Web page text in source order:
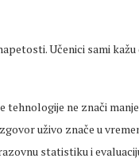
Učenici sami kažu
ne znači manje
uživo znače u
statistiku i